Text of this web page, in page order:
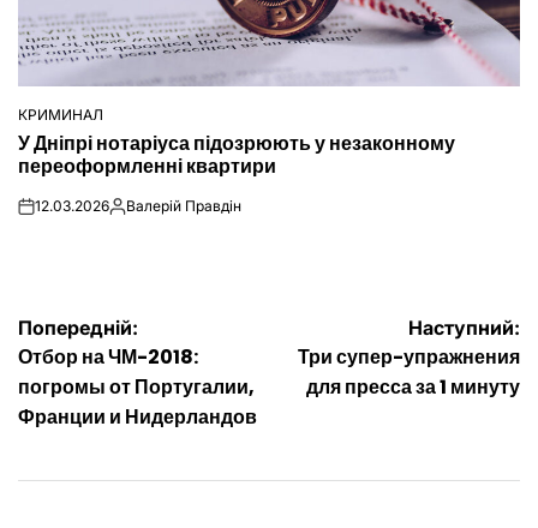
ОПУБЛІКУВАТИ
У
КРИМИНАЛ
У Дніпрі нотаріуса підозрюють у незаконному
переоформленні квартири
on12.03.2026Опубліковано
Валерій Правдін
Навігація
записів
Попередній:
Отбор на ЧМ-2018:
погромы от Португалии,
Франции и Нидерландов
Наступний:
Три супер-упражнения
для пресса за 1 минуту